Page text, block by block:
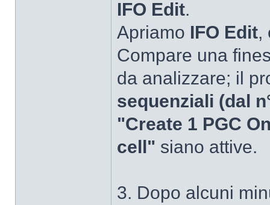
IFO Edit.
Apriamo IFO Edit,
Compare una
da analizzare; il
sequenziali (dal
"Create 1 PGC
cell" siano attive.
3. Dopo alcuni